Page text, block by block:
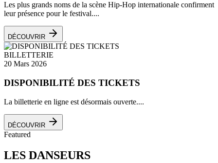
Les plus grands noms de la scène Hip-Hop internationale confirment
leur présence pour le festival....
DÉCOUVRIR
BILLETTERIE
20 Mars 2026
DISPONIBILITÉ DES TICKETS
La billetterie en ligne est désormais ouverte....
DÉCOUVRIR
Featured
LES DANSEURS